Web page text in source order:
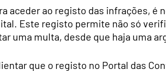
aceder ao registo das infrações, é
Este registo permite não só
uma multa, desde que haja uma
que o registo no Portal das